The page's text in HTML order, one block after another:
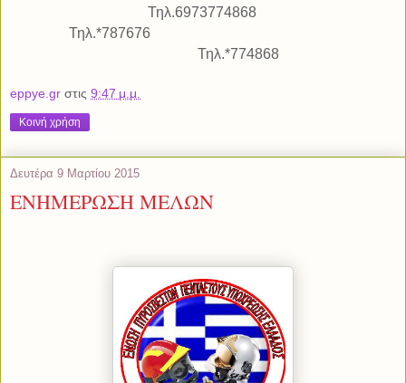
Τηλ.6973774868
Τηλ.*787676
Τηλ.*774868
eppye.gr στις 9:47 μ.μ.
Κοινή χρήση
Δευτέρα 9 Μαρτίου 2015
ΕΝΗΜΕΡΩΣΗ ΜΕΛΩΝ